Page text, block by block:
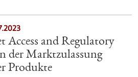
Access and Regulatory
der Marktzulassung
Produkte